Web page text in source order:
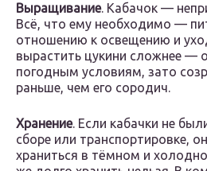
Выращивание. Кабачок —
Всё, что ему необходимо —
отношению к освещению и
вырастить цукини сложнее —
погодным условиям, зато
раньше, чем его сородич.
Хранение. Если кабачки не
сборе или транспортировке,
храниться в тёмном и